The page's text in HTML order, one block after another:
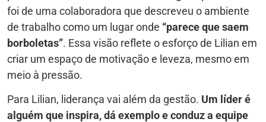
foi de uma colaboradora que descreveu o ambiente
de trabalho como um lugar onde “parece que saem
borboletas”. Essa visão reflete o esforço de Lilian em
criar um espaço de motivação e leveza, mesmo em
meio à pressão.
Para Lilian, liderança vai além da gestão. Um líder é
alguém que inspira, dá exemplo e conduz a equipe